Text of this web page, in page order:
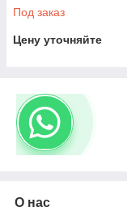
Под заказ
Цену уточняйте
О нас